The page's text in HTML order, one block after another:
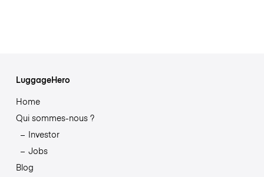
LuggageHero
Home
Qui sommes-nous ?
Investor
Jobs
Blog